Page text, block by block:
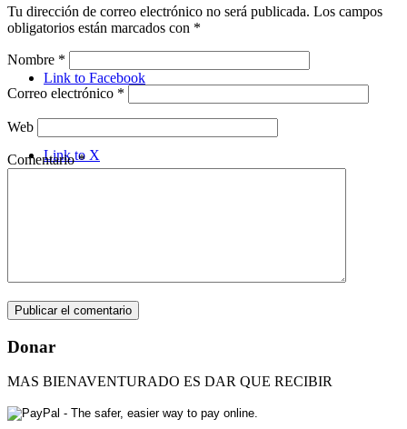
Link to Facebook
Link to X
Link to Youtube
Tu dirección de correo electrónico no será publicada. Los campos
obligatorios están marcados con *
Nombre *
Correo electrónico *
Web
Comentario*
Donar
MAS BIENAVENTURADO ES DAR QUE RECIBIR